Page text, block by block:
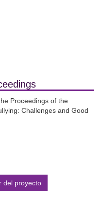
Proceedings of the
Challenges and Good
del proyecto